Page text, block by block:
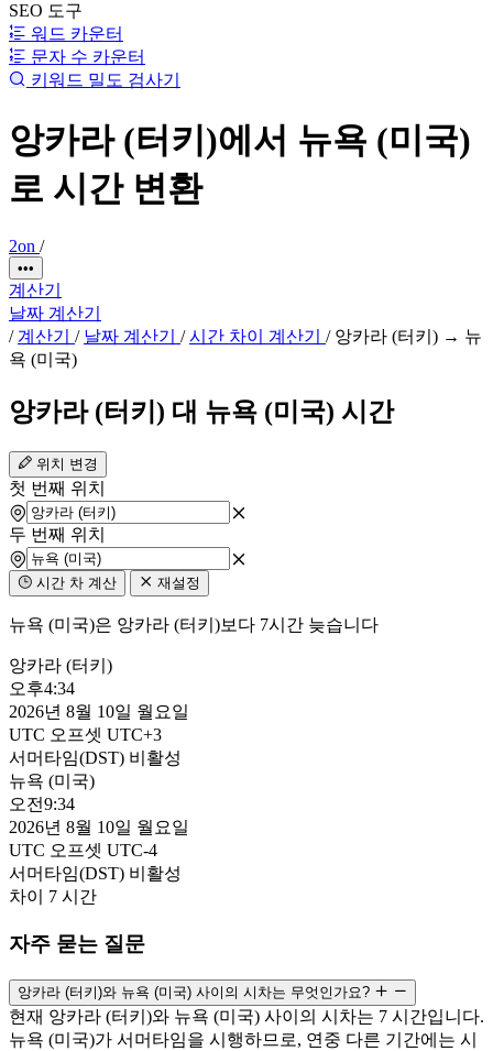
SEO 도구
워드 카운터
문자 수 카운터
키워드 밀도 검사기
앙카라 (터키)에서 뉴욕 (미국)
로 시간 변환
2on /
•••
계산기
날짜 계산기
/ 계산기 / 날짜 계산기 / 시간 차이 계산기 / 앙카라 (터키) → 뉴
욕 (미국)
앙카라 (터키) 대 뉴욕 (미국) 시간
위치 변경
첫 번째 위치
두 번째 위치
시간 차 계산 재설정
뉴욕 (미국)은 앙카라 (터키)보다 7시간 늦습니다
앙카라 (터키)
오후4:34
2026년 8월 10일 월요일
UTC 오프셋 UTC+3
서머타임(DST) 비활성
뉴욕 (미국)
오전9:34
2026년 8월 10일 월요일
UTC 오프셋 UTC-4
서머타임(DST) 비활성
차이
7 시간
자주 묻는 질문
앙카라 (터키)와 뉴욕 (미국) 사이의 시차는 무엇인가요?
현재 앙카라 (터키)와 뉴욕 (미국) 사이의 시차는 7 시간입니다.
뉴욕 (미국)가 서머타임을 시행하므로, 연중 다른 기간에는 시